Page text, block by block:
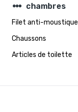
steppers chambres
Filet anti-moustique
Chaussons
Articles de toilette